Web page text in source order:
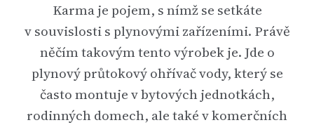
Karma je pojem, s nímž se setkáte
v souvislosti s plynovými zařízeními. Právě
něčím takovým tento výrobek je. Jde o
plynový průtokový ohřívač vody, který se
často montuje v bytových jednotkách,
rodinných domech, ale také v komerčních